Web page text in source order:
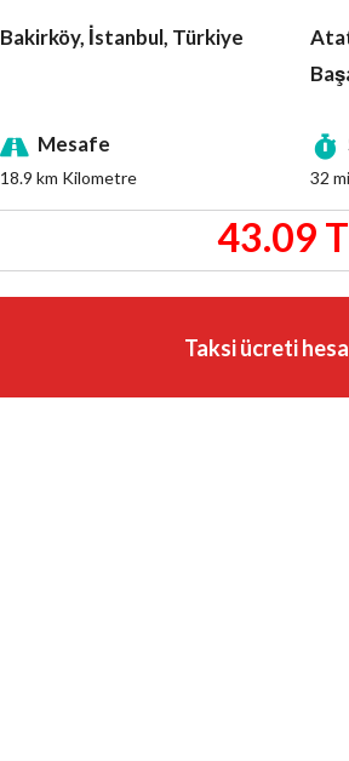
Bakirköy, İstanbul, Türkiye
Mesafe
18.9 km Kilometre 32
43.09
Taksi ücreti